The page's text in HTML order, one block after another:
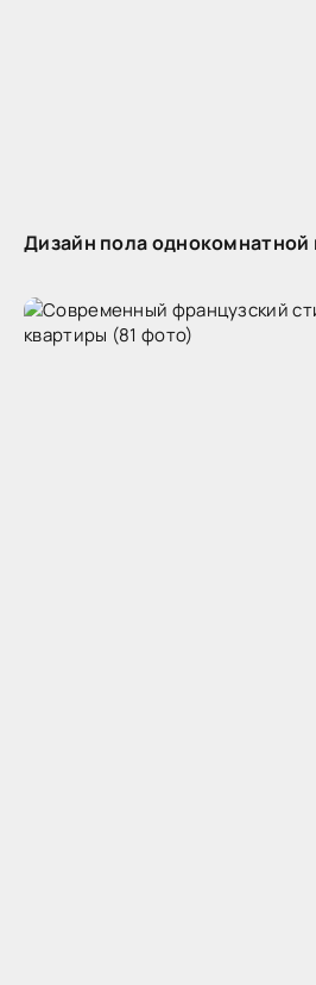
Дизайн пола однокомнатной